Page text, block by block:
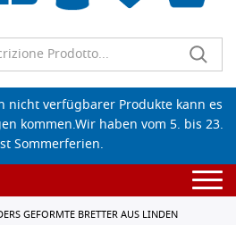
leeren
nicht verfügbarer Produkte kann es
kommen.Wir haben vom 5. bis 23.
Sommerferien.
GEFORMTE BRETTER AUS LINDEN